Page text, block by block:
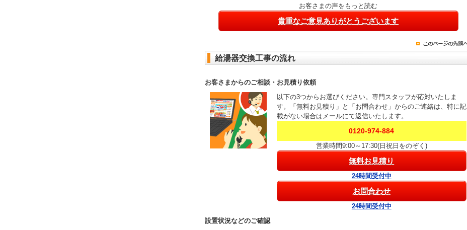
お客さまの声をもっと読む
貴重なご意見ありがとうございます
給湯器交換工事の流れ
お客さまからのご相談・お見積り依頼
以下の3つからお選びください。専門スタッフが応対いたしま
す。「無料お見積り」と「お問合わせ」からのご連絡は、特に記
載がない場合はメールにて返信いたします。
0120-974-884
営業時間9:00～17:30(日祝日をのぞく)
無料お見積り
24時間受付中
お問合わせ
24時間受付中
設置状況などのご確認